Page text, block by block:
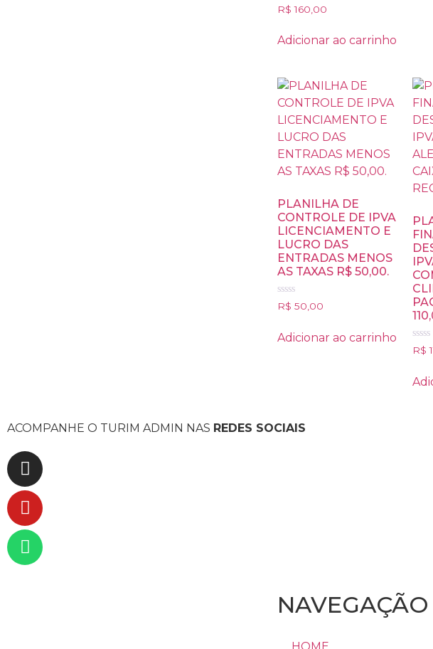
Avaliação
0
5
R$ 160,00
Adicionar ao carrinho
PLANILHA DE
CONTROLE DE IPVA
LICENCIAMENTO E
LUCRO DAS
ENTRADAS MENOS
AS TAXAS R$ 50,00.
Avaliação
0
5
R$ 50,00
Adicionar ao carrinho
0
5
R$
ACOMPANHE O TURIM ADMIN NAS REDES SOCIAIS
NAVEGAÇÃO